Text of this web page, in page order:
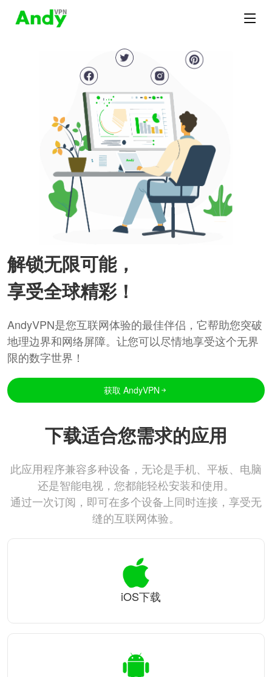
解锁无限可能，
享受全球精彩！
AndyVPN是您互联网体验的最佳伴侣，它帮助您突破
地理边界和网络屏障。让您可以尽情地享受这个无界
限的数字世界！
获取 AndyVPN
下载适合您需求的应用
此应用程序兼容多种设备，无论是手机、平板、电脑
还是智能电视，您都能轻松安装和使用。
通过一次订阅，即可在多个设备上同时连接，享受无
缝的互联网体验。
iOS下载